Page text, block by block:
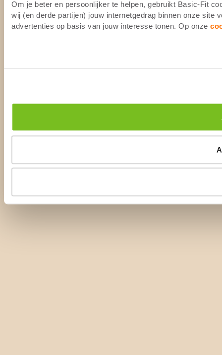
Om je beter en persoonlijker te helpen, gebruikt Basic-Fit
wij (en derde partijen) jouw internetgedrag binnen onze site
advertenties op basis van jouw interesse tonen. Op onze